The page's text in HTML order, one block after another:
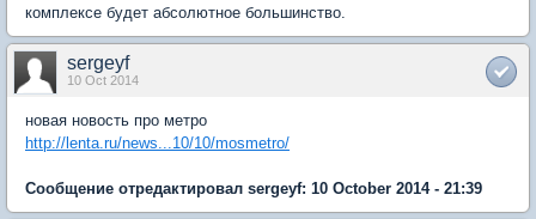
комплексе будет абсолютное большинство.
sergeyf
10 Oct 2014
новая новость про метро
http://lenta.ru/news...10/10/mosmetro/
Сообщение отредактировал sergeyf: 10 October 2014 - 21:39